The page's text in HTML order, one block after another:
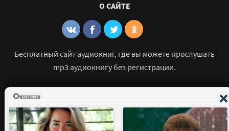
О САЙТЕ
Бесплатный сайт аудиокниг, где вы можете прослушать
mp3 аудиокнигу без регистрации.
© 2021 - 2026 mp3-knigi-audio.com Все права защищены